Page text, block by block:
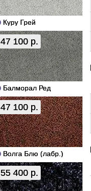
Куру Грей
47 100 р.
Балморал Ред
47 100 р.
Волга Блю (лабр.)
55 400 р.